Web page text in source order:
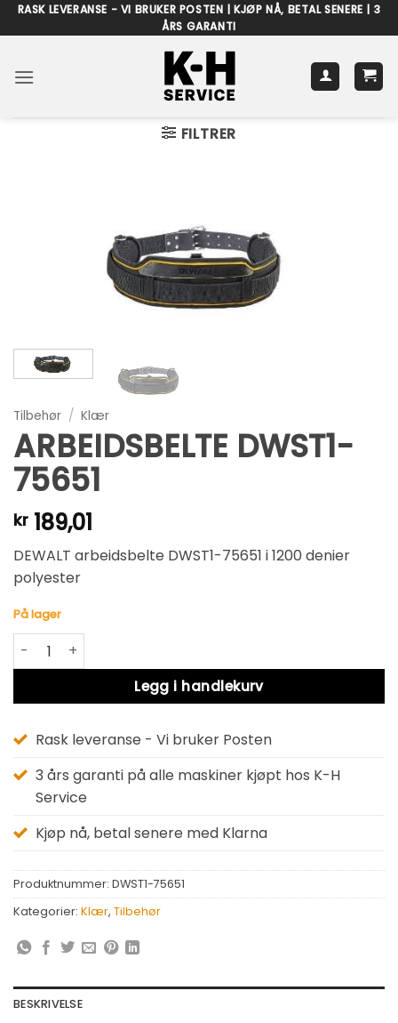
Skip
to
RASK LEVERANSE - VI BRUKER POSTEN | KJØP NÅ, BETAL SENERE | 3
ÅRS GARANTI
FILTRER
Tilbehør / Klær
ARBEIDSBELTE DWST1-
75651
kr 189,01
DEWALT arbeidsbelte DWST1-75651 i 1200 denier
polyester
På lager
ARBEIDSBELTE DWST1-75651 antall
Legg i handlekurv
Alternative:
Rask leveranse - Vi bruker Posten
3 års garanti på alle maskiner kjøpt hos K-H
Service
Kjøp nå, betal senere med Klarna
Produktnummer: DWST1-75651
Kategorier: Klær, Tilbehør
BESKRIVELSE